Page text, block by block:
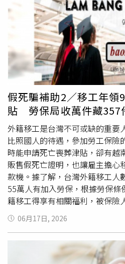
重回正常生活。竹北市環北路二
路中。（圖片提供／新竹縣政府
至8月31日止，受理新竹縣民申
汽車及大型重型機車(250cc以上
2000元，為便利民眾就近辦理
件認定後，再檢據移由縣府辦理
線上申辦方案，期盼讓受災縣民
縣民的經濟負擔。交通處說明，
檢附泡水車輛照片或影片、行車
或機車行開立之維修發票或收據
(國民身分證或營業登記相關核
號等)之正反面影本及申請人存
人(車主)須為6月26日災害前設
受損地點必須位於新竹縣轄區內
限。若車輛已辦理報廢，可憑監
關申請文件與審核流程將於縣府
減免攻略。（圖片提供／新竹縣
金方案， 實際居住之住屋因水
門牌為一戶計算，每戶可領最高
災致住屋毀損達不堪居住程度者
為限，每人發給2萬元安遷救助
傷，必須緊急救護住院治療，自
假死騙補助2／移工年領
貼 勞保局收萬件藏357
外籍移工是台灣不可或缺的重要
比照國人的待遇，參加勞工保險
時能申請死亡喪葬津貼，卻有越
販售假死亡證明，也讓雇主擔心
款機。據了解，台灣外籍移工人
55萬人有加入勞保，根據勞保
籍移工得享有相關福利，被保險
時，分別可請領1.5個月到3個月
2024年間，外籍被保險人（含
50.1億元，每年平均7.2億元，
付為1萬101件，給付金額共9億
萬元，這原是讓家屬度過難關的
06月17日, 2026